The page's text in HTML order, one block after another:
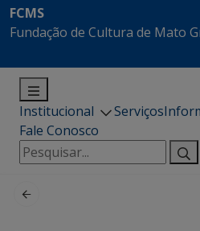
FCMS
Fundação de Cultura de Mato
Institucional Serviços
Fale Conosco
Pesquisar
por: